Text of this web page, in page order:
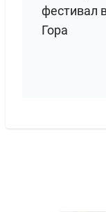
фестивал
Гора